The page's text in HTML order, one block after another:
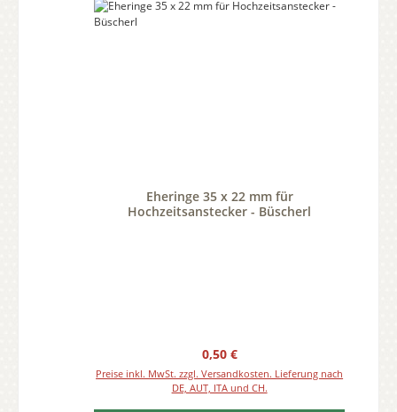
Eheringe 35 x 22 mm für
Hochzeitsanstecker - Büscherl
Regulärer Preis:
0,50 €
Preise inkl. MwSt. zzgl. Versandkosten. Lieferung nach
DE, AUT, ITA und CH.